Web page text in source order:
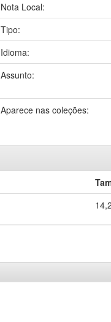
Nota Local:
Tipo:
Idioma:
Assunto:
Aparece nas coleções: